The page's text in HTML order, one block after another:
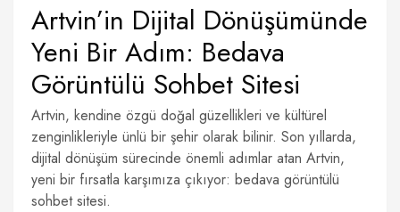
Artvin’in Dijital Dönüşümünde
Yeni Bir Adım: Bedava
Görüntülü Sohbet Sitesi
Artvin, kendine özgü doğal güzellikleri ve kültürel
zenginlikleriyle ünlü bir şehir olarak bilinir. Son yıllarda,
dijital dönüşüm sürecinde önemli adımlar atan Artvin,
yeni bir fırsatla karşımıza çıkıyor: bedava görüntülü
sohbet sitesi.